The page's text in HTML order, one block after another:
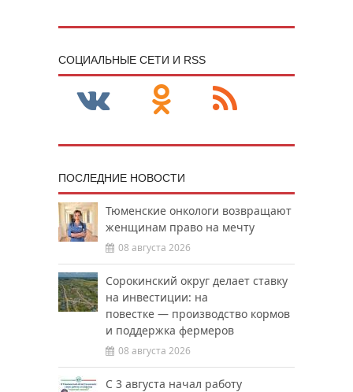
CОЦИАЛЬНЫЕ СЕТИ И RSS
ПОСЛЕДНИЕ НОВОСТИ
Тюменские онкологи возвращают
женщинам право на мечту
08 августа 2026
Сорокинский округ делает ставку
на инвестиции: на
повестке — производство кормов
и поддержка фермеров
08 августа 2026
С 3 августа начал работу